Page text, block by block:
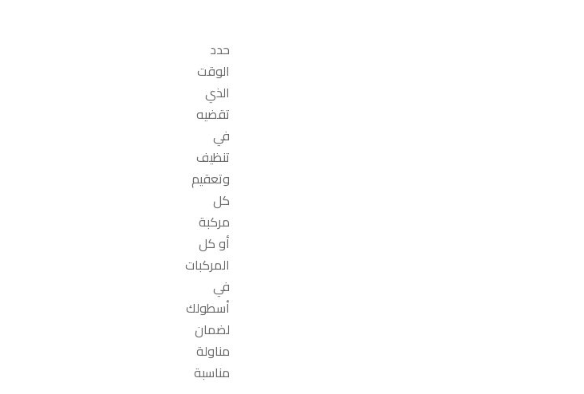
حدد
الوقت
الذي
تقضيه
في
تنظيف
وتعقيم
كل
مركبة
أو كل
المركبات
في
أسطولك
لضمان
مناولة
مناسبة